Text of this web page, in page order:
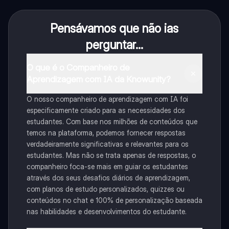
Pensávamos que não ias
perguntar...
O nosso companheiro de aprendizagem com IA foi
especificamente criado para as necessidades dos
estudantes. Com base nos milhões de conteúdos que
temos na plataforma, podemos fornecer respostas
verdadeiramente significativas e relevantes para os
estudantes. Mas não se trata apenas de respostas, o
companheiro foca-se mais em guiar os estudantes
através dos seus desafios diários de aprendizagem,
com planos de estudo personalizados, quizzes ou
conteúdos no chat e 100% de personalização baseada
nas habilidades e desenvolvimentos do estudante.